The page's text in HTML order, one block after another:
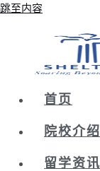
跳至内容
首页
院校介绍
留学资讯